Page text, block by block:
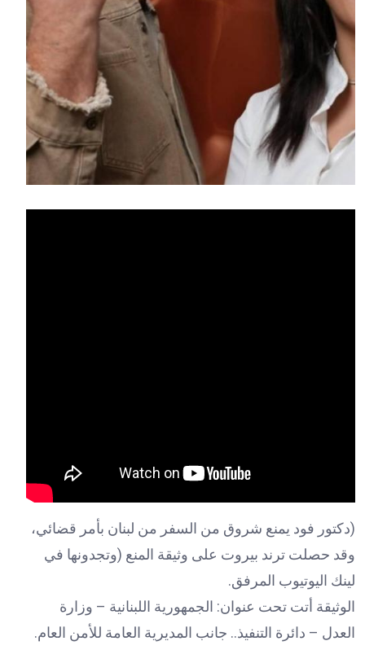
(دكتور فود يمنع شروق من السفر من لبنان بأمر قضائي،
وقد حصلت ترند بيروت على وثيقة المنع (وتجدونها في
لينك اليوتيوب المرفق.
الوثيقة أتت تحت عنوان: الجمهورية اللبنانية – وزارة
العدل – دائرة التنفيذ.. جانب المديرية العامة للأمن العام.